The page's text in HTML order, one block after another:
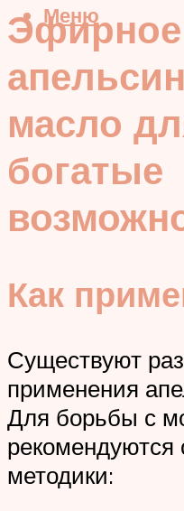
Меню
Эфирное
масло
богатые
Как
Существуют
применения
Для борьбы с
методики: